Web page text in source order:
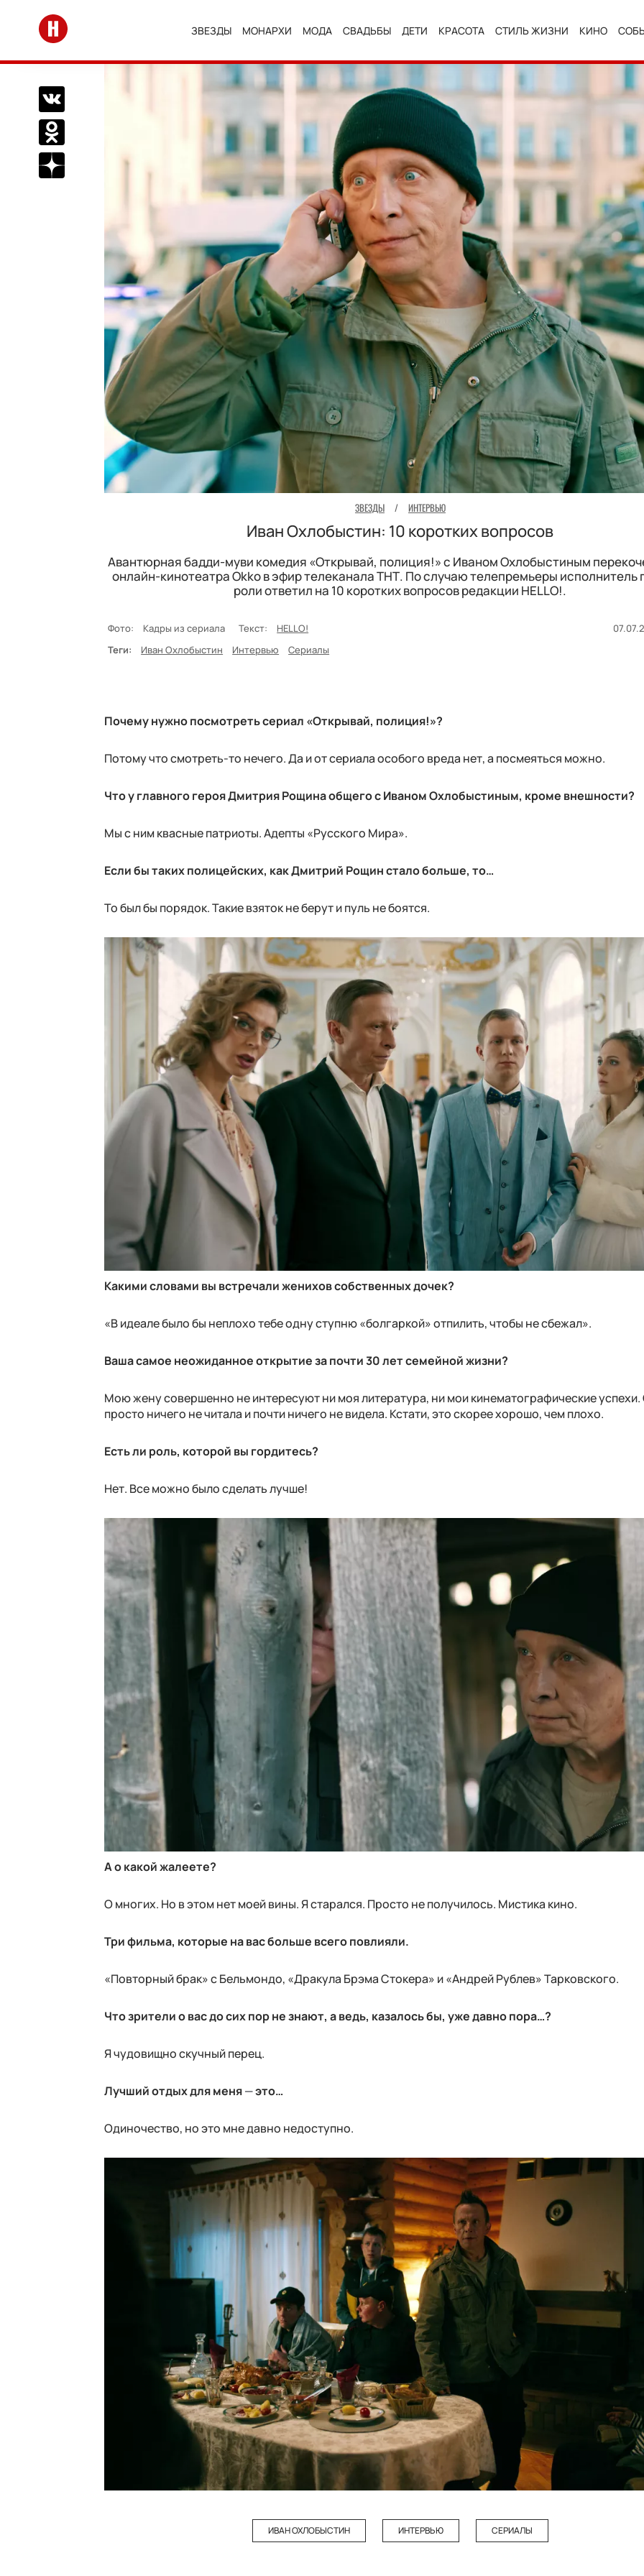
Перейти на главную
ЗВЕЗДЫ МОНАРХИ МОДА СВАДЬБЫ ДЕТИ КРАСОТА СТИЛЬ ЖИЗНИ КИНО
Поделиться Вконтакте
Поделиться в Одноклассниках
Подписаться на нас в Дзен
ЗВЕЗДЫ / ИНТЕРВЬЮ
Иван Охлобыстин: 10 коротких вопросов
Авантюрная бадди-муви комедия «Открывай, полиция!» с Иваном Охлобыстиным
онлайн-кинотеатра Okko в эфир телеканала ТНТ. По случаю телепремьеры исполнитель
роли ответил на 10 коротких вопросов редакции HELLO!.
Фото: Кадры из сериала Текст: HELLO!
Теги:
Иван Охлобыстин Интервью Сериалы
Почему нужно посмотреть сериал «Открывай, полиция!»?
Потому что смотреть-то нечего. Да и от сериала особого вреда нет, а посмеяться можно.
Что у главного героя Дмитрия Рощина общего с Иваном Охлобыстиным, кроме внешности?
Мы с ним квасные патриоты. Адепты «Русского Мира».
Если бы таких полицейских, как Дмитрий Рощин стало больше, то…
То был бы порядок. Такие взяток не берут и пуль не боятся.
Какими словами вы встречали женихов собственных дочек?
«В идеале было бы неплохо тебе одну ступню «болгаркой» отпилить, чтобы не сбежал».
Ваша самое неожиданное открытие за почти 30 лет семейной жизни?
Мою жену совершенно не интересуют ни моя литература, ни мои кинематографические
просто ничего не читала и почти ничего не видела. Кстати, это скорее хорошо, чем плохо.
Есть ли роль, которой вы гордитесь?
Нет. Все можно было сделать лучше!
А о какой жалеете?
О многих. Но в этом нет моей вины. Я старался. Просто не получилось. Мистика кино.
Три фильма, которые на вас больше всего повлияли.
«Повторный брак» с Бельмондо, «Дракула Брэма Стокера» и «Андрей Рублев» Тарковского.
Что зрители о вас до сих пор не знают, а ведь, казалось бы, уже давно пора…?
Я чудовищно скучный перец.
Лучший отдых для меня—это…
Одиночество, но это мне давно недоступно.
ИВАН ОХЛОБЫСТИН ИНТЕРВЬЮ СЕРИАЛЫ